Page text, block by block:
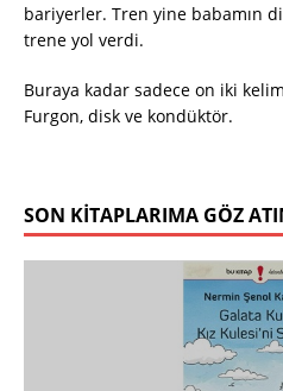
bariyerler. Tren yine babamın
trene yol verdi.
Buraya kadar sadece on iki
Furgon, disk ve kondüktör.
SON KITAPLARIMA GÖZ